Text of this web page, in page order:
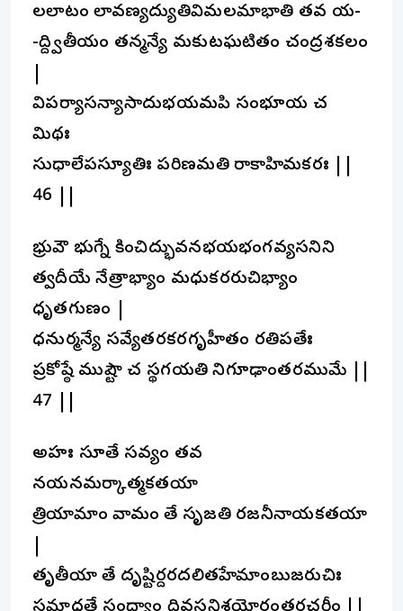
లలాటం లావణ్యద్యుతివిమలమాభాతి తవ య-
-ద్ద్వితీయం తన్మన్యే మకుటఘటితం చంద్రశకలం
విపర్యాసన్యాసాదుభయమపి సంభూయ చ
మిథః
సుధాలేపస్యూతిః పరిణమతి రాకాహిమకరః ||
46 ||
భ్రువౌ భుగ్నే కించిద్భువనభయభంగవ్యసనిని
త్వదీయే నేత్రాభ్యాం మధుకరరుచిభ్యాం
ధృతగుణం |
ధనుర్మన్యే సవ్యేతరకరగృహీతం రతిపతేః
ప్రకోష్ఠే ముష్టౌ చ స్థగయతి నిగూఢాంతరముమే ||
47 ||
అహః సూతే సవ్యం తవ
నయనమర్కాత్మకతయా
త్రియామాం వామం తే సృజతి రజనీనాయకతయా
తృతీయా తే దృష్టిర్దరదలితహేమాంబుజరుచిః